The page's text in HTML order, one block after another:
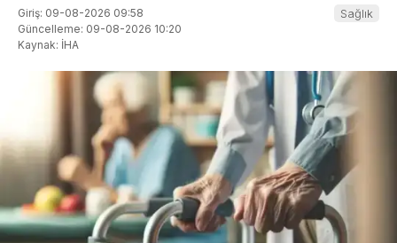
Giriş: 09-08-2026 09:58
Güncelleme: 09-08-2026 10:20
Kaynak: İHA
Sağlık